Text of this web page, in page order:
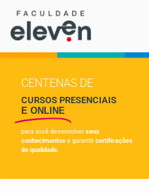
CENTENAS DE
CURSOS PRESENCIAIS
E ONLINE
para você desenvolver seus
conhecimentos e garantir certificações
de qualidade.